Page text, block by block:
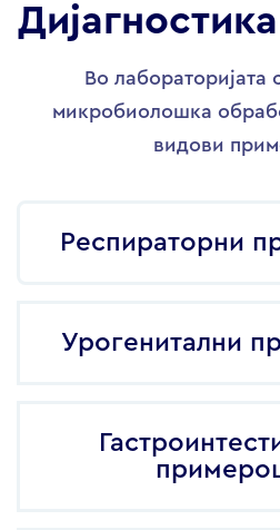
Во лабораторијата
микробиолошка
видови
Респираторни
Урогенитални